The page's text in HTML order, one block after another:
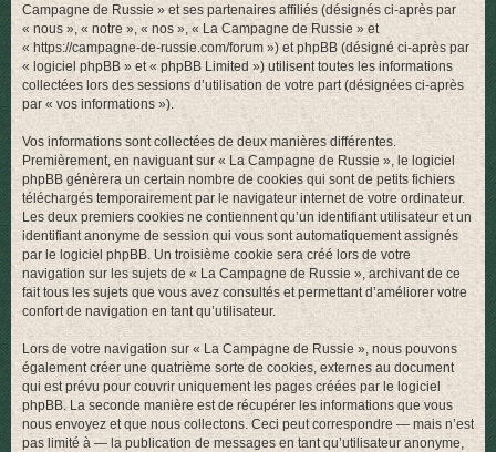
Campagne de Russie » et ses partenaires affiliés (désignés ci-après par
« nous », « notre », « nos », « La Campagne de Russie » et
« https://campagne-de-russie.com/forum ») et phpBB (désigné ci-après par
« logiciel phpBB » et « phpBB Limited ») utilisent toutes les informations
collectées lors des sessions d’utilisation de votre part (désignées ci-après
par « vos informations »).
Vos informations sont collectées de deux manières différentes.
Premièrement, en naviguant sur « La Campagne de Russie », le logiciel
phpBB génèrera un certain nombre de cookies qui sont de petits fichiers
téléchargés temporairement par le navigateur internet de votre ordinateur.
Les deux premiers cookies ne contiennent qu’un identifiant utilisateur et un
identifiant anonyme de session qui vous sont automatiquement assignés
par le logiciel phpBB. Un troisième cookie sera créé lors de votre
navigation sur les sujets de « La Campagne de Russie », archivant de ce
fait tous les sujets que vous avez consultés et permettant d’améliorer votre
confort de navigation en tant qu’utilisateur.
Lors de votre navigation sur « La Campagne de Russie », nous pouvons
également créer une quatrième sorte de cookies, externes au document
qui est prévu pour couvrir uniquement les pages créées par le logiciel
phpBB. La seconde manière est de récupérer les informations que vous
nous envoyez et que nous collectons. Ceci peut correspondre — mais n’est
pas limité à — la publication de messages en tant qu’utilisateur anonyme,